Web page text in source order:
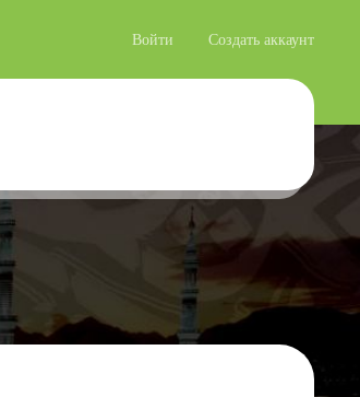
Войти Создать аккаунт